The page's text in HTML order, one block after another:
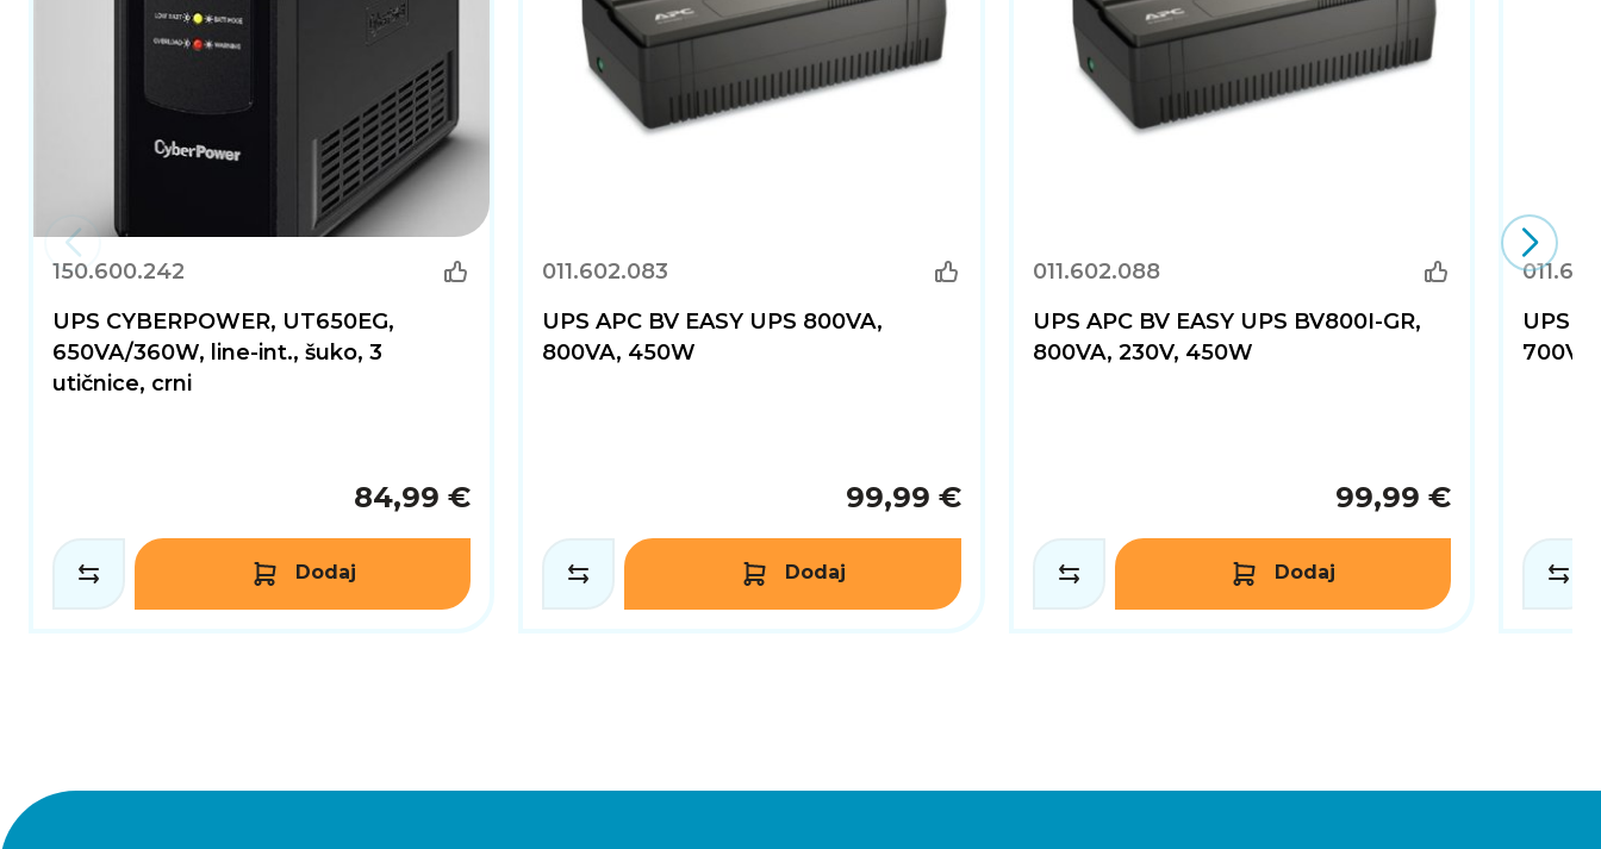
150.600.242
UPS CYBERPOWER, UT650EG,
650VA/360W, line-int., šuko, 3
utičnice, crni
84,99 €
Dodaj
011.602.083
UPS APC BV EASY UPS 800VA,
800VA, 450W
99,99 €
Dodaj
011.602.088
UPS APC BV EASY UPS BV800I-GR,
800VA, 230V, 450W
99,99 €
Dodaj
UPS